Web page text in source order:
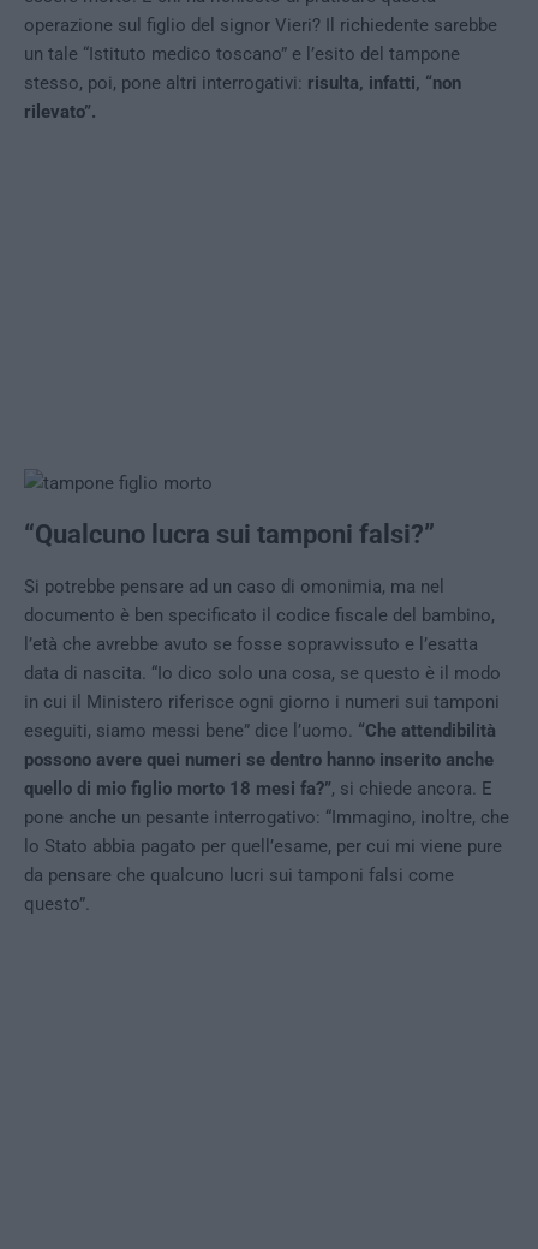
operazione sul figlio del signor Vieri? Il richiedente sarebbe
un tale “Istituto medico toscano” e l’esito del tampone
stesso, poi, pone altri interrogativi: risulta, infatti, “non
rilevato”.
“Qualcuno lucra sui tamponi falsi?”
Si potrebbe pensare ad un caso di omonimia, ma nel
documento è ben specificato il codice fiscale del bambino,
l’età che avrebbe avuto se fosse sopravvissuto e l’esatta
data di nascita. “Io dico solo una cosa, se questo è il modo
in cui il Ministero riferisce ogni giorno i numeri sui tamponi
eseguiti, siamo messi bene” dice l’uomo. “Che attendibilità
possono avere quei numeri se dentro hanno inserito anche
quello di mio figlio morto 18 mesi fa?”, si chiede ancora. E
pone anche un pesante interrogativo: “Immagino, inoltre, che
lo Stato abbia pagato per quell’esame, per cui mi viene pure
da pensare che qualcuno lucri sui tamponi falsi come
questo”.